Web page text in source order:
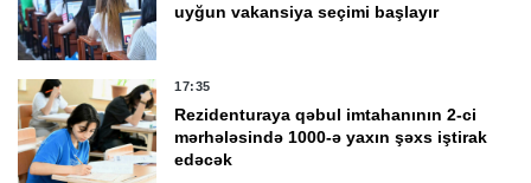
uyğun vakansiya seçimi başlayır
17:35
Rezidenturaya qəbul imtahanının 2-ci
mərhələsində 1000-ə yaxın şəxs iştirak
edəcək